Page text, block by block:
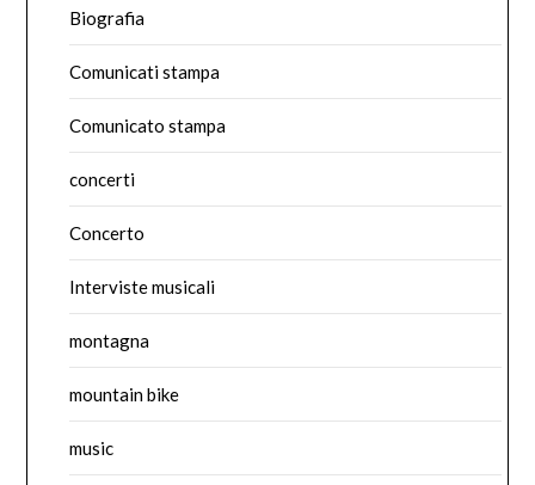
Biografia
Comunicati stampa
Comunicato stampa
concerti
Concerto
Interviste musicali
montagna
mountain bike
music